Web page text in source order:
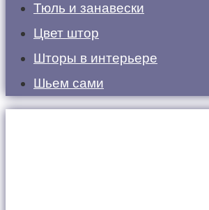
Тюль и занавески
Цвет штор
Шторы в интерьере
Шьем сами